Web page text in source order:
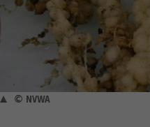
© NVWA